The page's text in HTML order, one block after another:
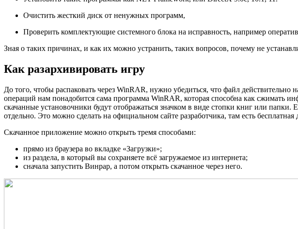
Очистить жесткий диск от ненужных программ,
Проверить комплектующие системного блока на исправность, например
Зная о таких причинах, и как их можно устранить, таких вопросов, почему не
Как разархивировать игру
До того, чтобы распаковать через WinRAR, нужно убедиться, что файл
операций нам понадобится сама программа WinRAR, которая способна как
скачанные установочники будут отображаться значком в виде стопки книг или
отдельно. Это можно сделать на официальном сайте разработчика, там есть бесплатная
Скачанное приложение можно открыть тремя способами:
прямо из браузера во вкладке «Загрузки»;
из раздела, в который вы сохраняете всё загружаемое из интернета;
сначала запустить Винрар, а потом открыть скачанное через него.